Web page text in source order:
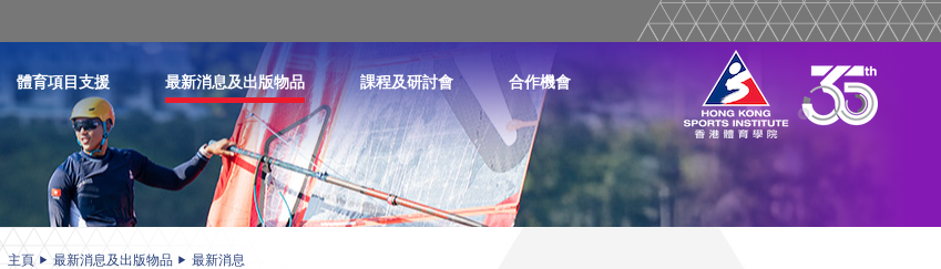
體育項目支援 最新消息及出版物品 課程及研討會 合作機會
主頁 最新消息及出版物品 最新消息